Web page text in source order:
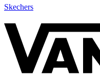
Skechers